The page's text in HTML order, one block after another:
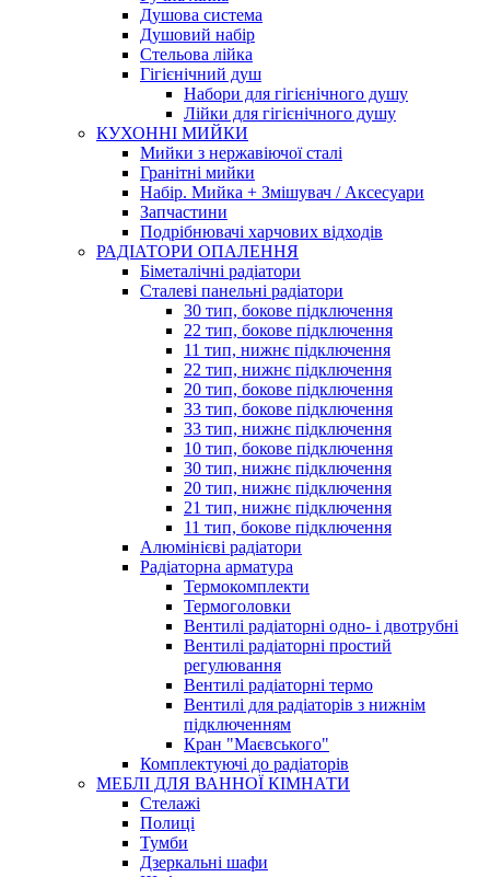
Душова система
Душовий набір
Стельова лійка
Гігієнічний душ
Набори для гігієнічного душу
Лійки для гігієнічного душу
КУХОННІ МИЙКИ
Мийки з нержавіючої сталі
Гранітні мийки
Набір. Мийка + Змішувач / Аксесуари
Запчастини
Подрібнювачі харчових відходів
РАДІАТОРИ ОПАЛЕННЯ
Біметалічні радіатори
Сталеві панельні радіатори
30 тип, бокове підключення
22 тип, бокове підключення
11 тип, нижнє підключення
22 тип, нижнє підключення
20 тип, бокове підключення
33 тип, бокове підключення
33 тип, нижнє підключення
10 тип, бокове підключення
30 тип, нижнє підключення
20 тип, нижнє підключення
21 тип, нижнє підключення
11 тип, бокове підключення
Алюмінієві радіатори
Радіаторна арматура
Термокомплекти
Термоголовки
Вентилі радіаторні одно- і двотрубні
Вентилі радіаторні простий
регулювання
Вентилі радіаторні термо
Вентилі для радіаторів з нижнім
підключенням
Кран "Маєвського"
Комплектуючі до радіаторів
МЕБЛІ ДЛЯ ВАННОЇ КІМНАТИ
Стелажі
Полиці
Тумби
Дзеркальні шафи